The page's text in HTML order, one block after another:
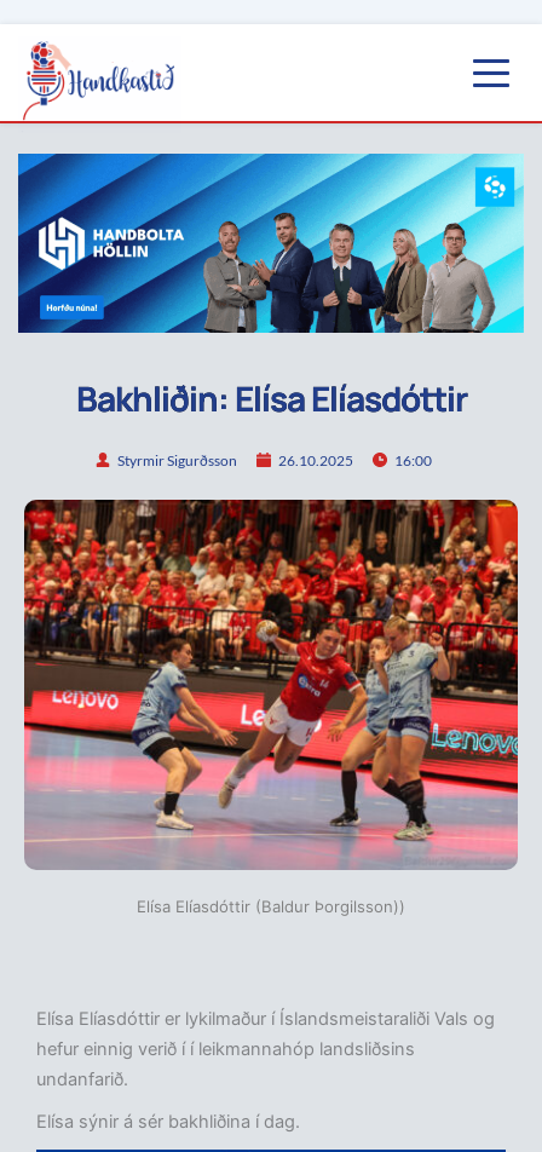
Bakhliðin: Elísa Elíasdóttir
Styrmir Sigurðsson 26.10.2025 16:00
Elísa Elíasdóttir (Baldur Þorgilsson))
Elísa Elíasdóttir er lykilmaður í Íslandsmeistaraliði Vals og
hefur einnig verið í í leikmannahóp landsliðsins
undanfarið.
Elísa sýnir á sér bakhliðina í dag.